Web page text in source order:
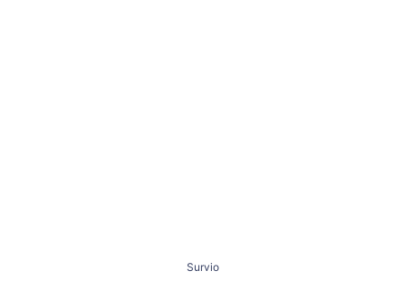
Survio